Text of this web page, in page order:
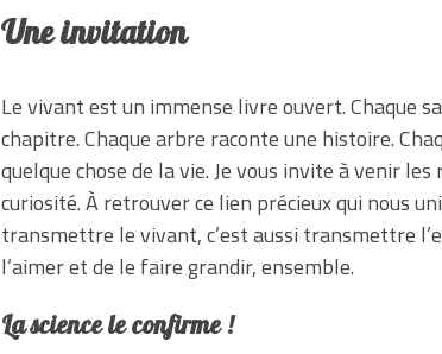
Une invitation
Le vivant est un immense livre ouvert. Chaque
chapitre. Chaque arbre raconte une histoire.
quelque chose de la vie. Je vous invite à venir
curiosité. À retrouver ce lien précieux qui nous
transmettre le vivant, c’est aussi transmettre
l’aimer et de le faire grandir, ensemble.
La science le confirme !